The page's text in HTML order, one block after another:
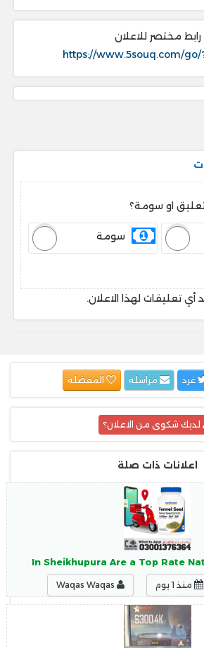
رابط مختصر للاعلان
https://www.5souq.com/go/
او سومة؟
سومة
أي تعليقات لهذا الاعلان.
غرد المفضلة
لديك شكوى من الاعلان؟
اعلانات ذات صلة
In Sheikhupura Are a Top Rate
منذ 1 يوم